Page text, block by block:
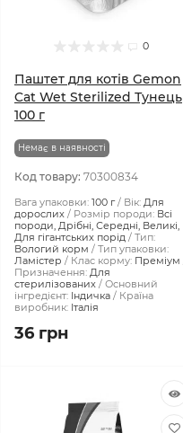
0
Паштет для котів Gemon
Cat Wet Sterilized Тунeць
100 г
Немає в наявності
Код товару: 70300834
Вага упаковки: 100 г Вік: Для
дорослих
Розмір породи: Всі
породи, Дрібні, Середні, Великі,
Для гігантських порід
Тип:
Вологий корм
Тип упаковки:
Ламістер
Клас корму: Преміум
Призначення: Для
стерилізованих
Основний
інгредієнт: Індичка
Країна
виробник: Італія
36 грн